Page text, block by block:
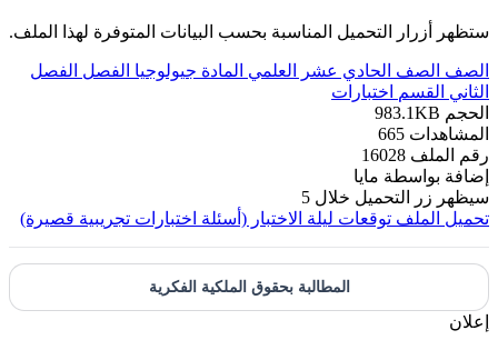
ستظهر أزرار التحميل المناسبة بحسب البيانات المتوفرة لهذا الملف.
الصف الصف الحادي عشر العلمي المادة جيولوجيا الفصل
الفصل
الثاني
القسم
اختبارات
الحجم 983.1KB
المشاهدات 665
رقم الملف 16028
إضافة بواسطة مايا
سيظهر زر التحميل خلال 5
تحميل الملف توقعات ليلة الاختبار (أسئلة اختبارات تجريبية قصيرة)
المطالبة بحقوق الملكية الفكرية
إعلان